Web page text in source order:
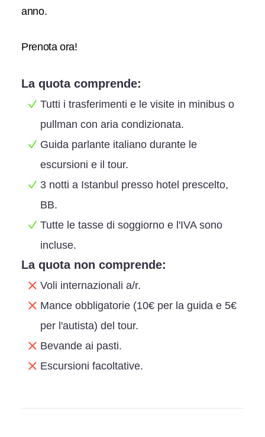
anno.
Prenota ora!
La quota comprende:
Tutti i trasferimenti e le visite in minibus o
pullman con aria condizionata.
Guida parlante italiano durante le
escursioni e il tour.
3 notti a Istanbul presso hotel prescelto,
BB.
Tutte le tasse di soggiorno e l'IVA sono
incluse.
La quota non comprende:
Voli internazionali a/r.
Mance obbligatorie (10€ per la guida e 5€
per l'autista) del tour.
Bevande ai pasti.
Escursioni facoltative.